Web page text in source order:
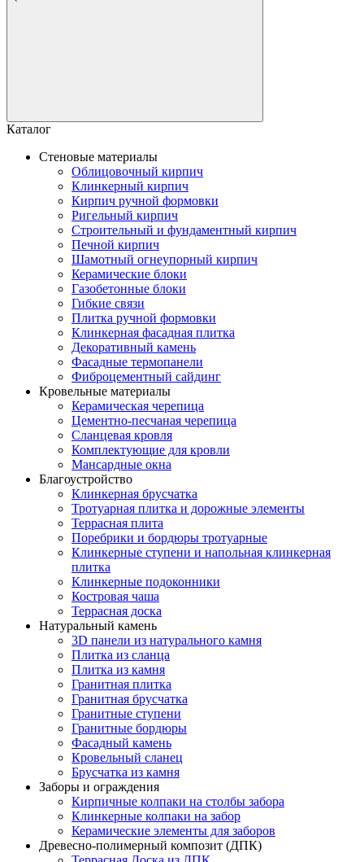
Каталог
Стеновые материалы
Облицовочный кирпич
Клинкерный кирпич
Кирпич ручной формовки
Ригельный кирпич
Строительный и фундаментный кирпич
Печной кирпич
Шамотный огнеупорный кирпич
Керамические блоки
Газобетонные блоки
Гибкие связи
Плитка ручной формовки
Клинкерная фасадная плитка
Декоративный камень
Фасадные термопанели
Фиброцементный сайдинг
Кровельные материалы
Керамическая черепица
Цементно-песчаная черепица
Сланцевая кровля
Комплектующие для кровли
Мансардные окна
Благоустройство
Клинкерная брусчатка
Тротуарная плитка и дорожные элементы
Террасная плита
Поребрики и бордюры тротуарные
Клинкерные ступени и напольная клинкерная
плитка
Клинкерные подоконники
Костровая чаша
Террасная доска
Натуральный камень
3D панели из натурального камня
Плитка из сланца
Плитка из камня
Гранитная плитка
Гранитная брусчатка
Гранитные ступени
Гранитные бордюры
Фасадный камень
Кровельный сланец
Брусчатка из камня
Заборы и ограждения
Кирпичные колпаки на столбы забора
Клинкерные колпаки на забор
Керамические элементы для заборов
Древесно-полимерный композит (ДПК)